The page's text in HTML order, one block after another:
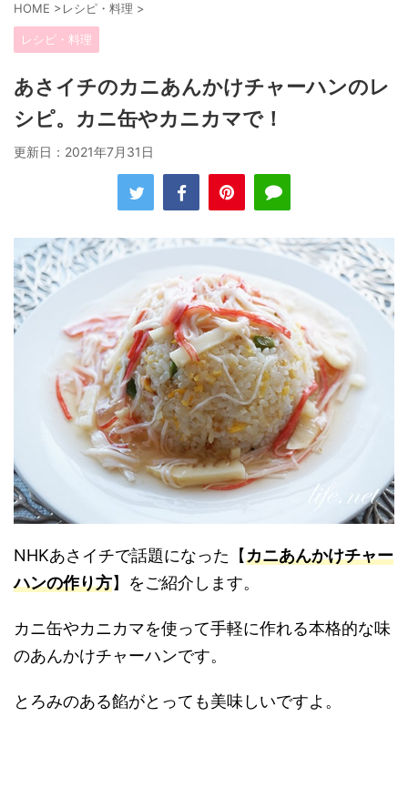
HOME >レシピ・料理 >
レシピ・料理
あさイチのカニあんかけチャーハンのレ
シピ。カニ缶やカニカマで！
更新日： 2021年7月31日
NHKあさイチで話題になった【カニあんかけチャー
ハンの作り方】をご紹介します。
カニ缶やカニカマを使って手軽に作れる本格的な味
のあんかけチャーハンです。
とろみのある餡がとっても美味しいですよ。